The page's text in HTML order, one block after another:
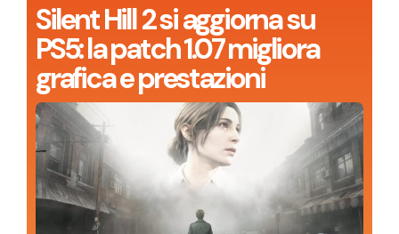
Silent Hill 2 si aggiorna su
PS5: la patch 1.07 migliora
grafica e prestazioni